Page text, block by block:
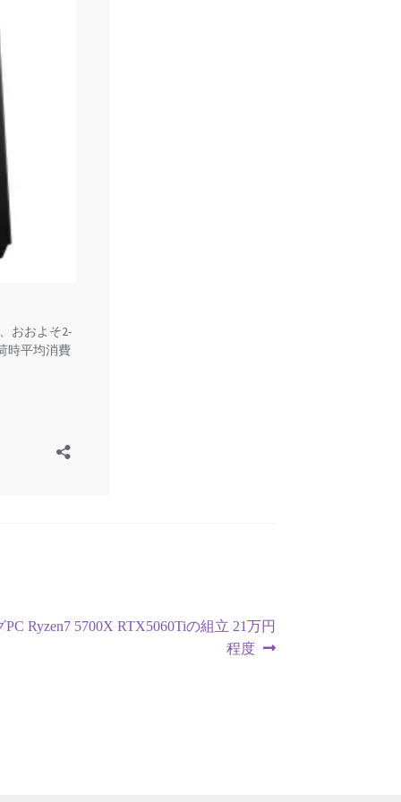
Ryzen7 5700X RTX5060Tiの組立 21万円
程度